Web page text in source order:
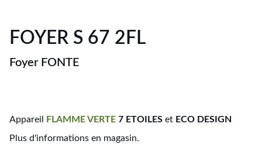
FOYER S 67 2FL
Foyer FONTE
Appareil FLAMMEVERTE 7 ETOILES et ECO DESIGN
Plus d'informations en magasin.